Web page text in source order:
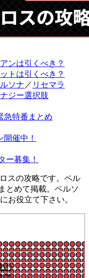
ンは引くべき？
トは引くべき？
ソナ ／ リセマラ
ジー選択肢
急特番まとめ
催中！
ー募集！
スの攻略です。ペル
とめて掲載。ペルソ
お役立て下さい。
①